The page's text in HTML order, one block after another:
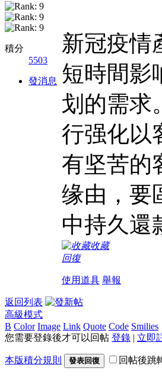
積分
5503
發消息
新冠疫情
短時間影
划的需求
行强化以
有坚苦的
缘由，要
中持久還
收藏
回復
使用道具 舉報
返回列表
高級模式
B Color Image Link Quote Code Smilies
您需要登錄後才可以回帖 登錄 | 立即
本版積分規則 發表回復 回帖後跳